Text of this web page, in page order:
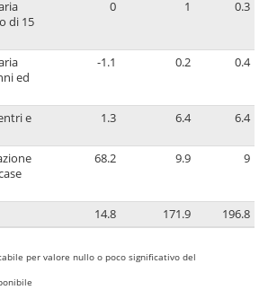
di 15
0 1 0.3
ed
-1.1 0.2 0.4
e
1.3 6.4 6.4
68.2 9.9 9
14.8 171.9 196.8
per valore nullo o poco significativo del